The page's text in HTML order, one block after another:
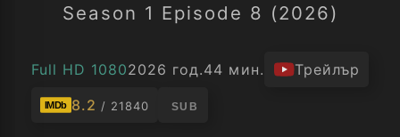
Season 1 Episode 8 (2026)
Full HD 10802026 год.44 мин. Трейлър
IMDb 8.2 / 21840 SUB